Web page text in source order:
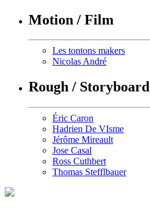
Motion / Film
Les tontons makers
Nicolas André
Rough / Storyboard
Éric Caron
Hadrien De VIsme
Jérôme Mireault
Jose Casal
Ross Cuthbert
Thomas Stefflbauer